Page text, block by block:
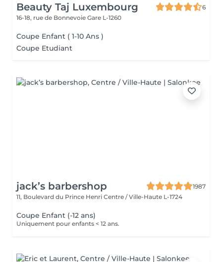
Beauty Taj Luxembourg
6
16-18, rue de Bonnevoie Gare L-1260
Coupe Enfant ( 1-10 Ans )
Coupe Etudiant
jack’s barbershop
1987
11, Boulevard du Prince Henri Centre / Ville-Haute L-1724
Coupe Enfant (-12 ans)
Uniquement pour enfants < 12 ans.